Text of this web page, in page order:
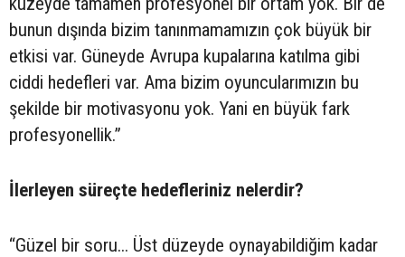
bunun dışında bizim tanınmamamızın çok büyük bir
etkisi var. Güneyde Avrupa kupalarına katılma gibi
ciddi hedefleri var. Ama bizim oyuncularımızın bu
şekilde bir motivasyonu yok. Yani en büyük fark
profesyonellik.”
İlerleyen süreçte hedefleriniz nelerdir?
“Güzel bir soru... Üst düzeyde oynayabildiğim kadar